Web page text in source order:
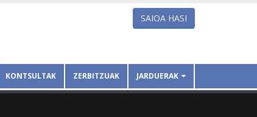
SAIOA HASI
KONTSULTAK ZERBITZUAK JARDUERAK